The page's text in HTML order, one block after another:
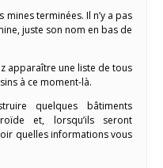
mines terminées. Il n’y a pas
juste son nom en bas de
apparaître une liste de tous
à ce moment-là.
quelques bâtiments
et, lorsqu’ils seront
quelles informations vous